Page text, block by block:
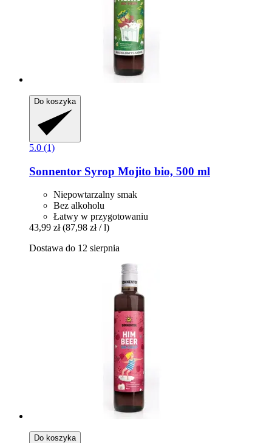
Do koszyka
5.0 (1)
Sonnentor Syrop Mojito bio, 500 ml
Niepowtarzalny smak
Bez alkoholu
Łatwy w przygotowaniu
43,99 zł (87,98 zł / l)
Dostawa do 12 sierpnia
Do koszyka